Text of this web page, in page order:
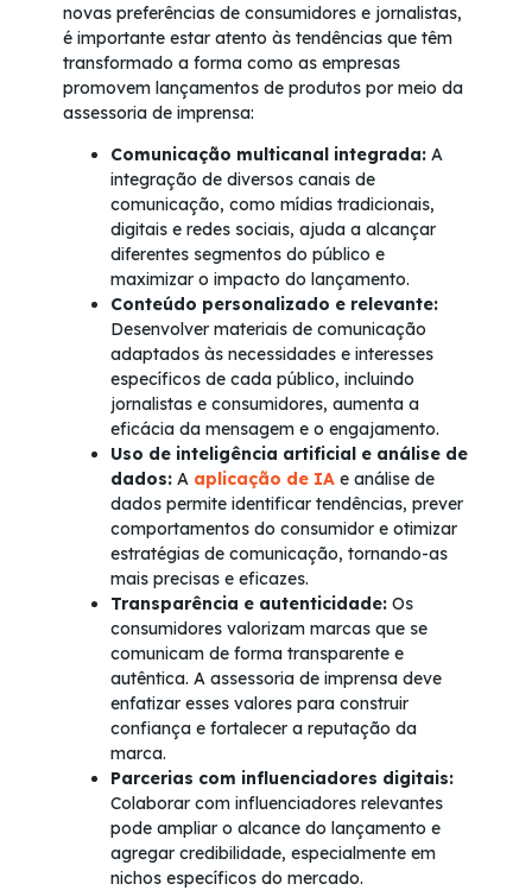
novas preferências de consumidores e jornalistas,
é importante estar atento às tendências que têm
transformado a forma como as empresas
promovem lançamentos de produtos por meio da
assessoria de imprensa:
Comunicação multicanal integrada:A
integração de diversos canais de
comunicação, como mídias tradicionais,
digitais e redes sociais, ajuda a alcançar
diferentes segmentos do público e
maximizar o impacto do lançamento.
Conteúdo personalizado e relevante:
Desenvolver materiais de comunicação
adaptados às necessidades e interesses
específicos de cada público, incluindo
jornalistas e consumidores, aumenta a
eficácia da mensagem e o engajamento.
Uso de inteligência artificial e análise de
dados: A aplicação de IAe análise de
dados permite identificar tendências, prever
comportamentos do consumidor e otimizar
estratégias de comunicação, tornando-as
mais precisas e eficazes.
Transparência e autenticidade:Os
consumidores valorizam marcas que se
comunicam de forma transparente e
autêntica. A assessoria de imprensa deve
enfatizar esses valores para construir
confiança e fortalecer a reputação da
marca.
Parcerias com influenciadores digitais:
Colaborar com influenciadores relevantes
pode ampliar o alcance do lançamento e
agregar credibilidade, especialmente em
nichos específicos do mercado.